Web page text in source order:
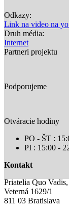
Odkazy:
Link na video na
Druh média:
Internet
Partneri projektu
Podporujeme
Otváracie hodiny
PO - ŠT :
PI : 15:00 -
Kontakt
Priatelia Quo
Veterná 1629/1
811 03 Bratislava